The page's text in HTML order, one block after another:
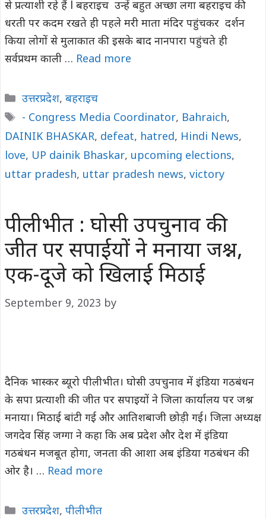
से प्रत्याशी रहे हैं l बहराइच उन्हें बहुत अच्छा लगा बहराइच की
धरती पर कदम रखते ही पहले मरी माता मंदिर पहुंचकर दर्शन
किया लोगों से मुलाकात की इसके बाद नानपारा पहुंचते ही
सर्वप्रथम काली … Read more
Categories
उत्तरप्रदेश, बहराइच
Tags
- Congress Media Coordinator, Bahraich,
DAINIK BHASKAR, defeat, hatred, Hindi News,
love, UP dainik Bhaskar, upcoming elections,
uttar pradesh, uttar pradesh news, victory
पीलीभीत : घोसी उपचुनाव की
जीत पर सपाईयों ने मनाया जश्न,
एक-दूजे को खिलाई मिठाई
September 9, 2023 by
दैनिक भास्कर ब्यूरो पीलीभीत। घोसी उपचुनाव में इंडिया गठबंधन
के सपा प्रत्याशी की जीत पर सपाइयों ने जिला कार्यालय पर जश्न
मनाया। मिठाई बांटी गई और आतिशबाजी छोड़ी गई। जिला अध्यक्ष
जगदेव सिंह जग्गा ने कहा कि अब प्रदेश और देश में इंडिया
गठबंधन मजबूत होगा, जनता की आशा अब इंडिया गठबंधन की
ओर है। … Read more
Categories
उत्तरप्रदेश, पीलीभीत